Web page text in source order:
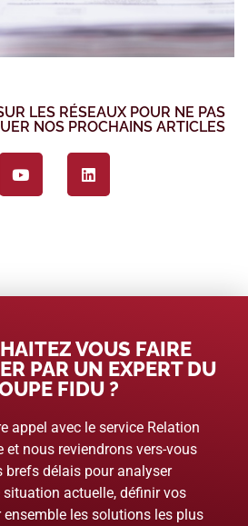
LES RÉSEAUX POUR NE PAS
NOS PROCHAINS ARTICLES
VOUS FAIRE
PAR UN EXPERT DU
FIDU ?
appel avec le service Relation
et nous reviendrons vers-vous
brefs délais pour analyser
situation actuelle, définir vos
les solutions les plus